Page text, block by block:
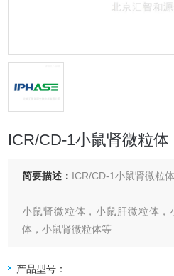
ICR/CD-1小鼠肾微粒体
简要描述： ICR/CD-1小鼠肾微粒体
小鼠肾微粒体，小鼠肝微粒体
体，小鼠肾微粒体等
产品型号：